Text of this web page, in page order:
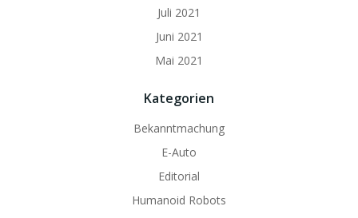
Juli 2021
Juni 2021
Mai 2021
Kategorien
Bekanntmachung
E-Auto
Editorial
Humanoid Robots